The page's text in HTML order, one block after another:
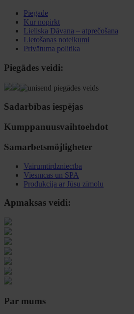
Piegāde
Kur nopirkt
Lieliska Dāvana – atprečošana
Lietošanas noteikumi
Privātuma politika
Piegādes veidi:
Sadarbības iespējas
Kumppanuusvaihtoehdot
Samarbetsmöjligheter
Vairumtirdzniecība
Viesnīcas un SPA
Produkcija ar Jūsu zīmolu
Apmaksas veidi:
Par mums